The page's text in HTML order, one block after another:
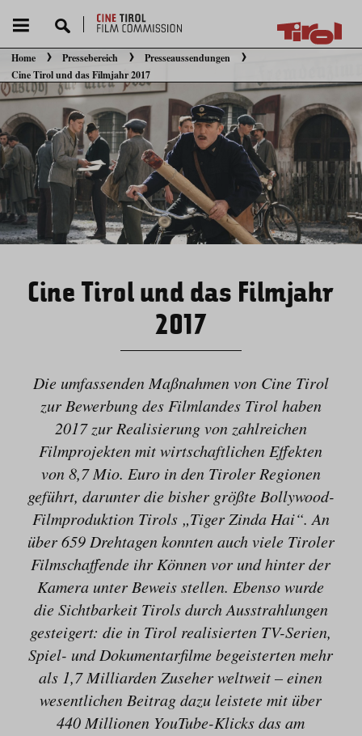
Sie befinden sich hier:
Home Pressebereich
Presseaussendungen
Cine Tirol und das Filmjahr 2017
Cine Tirol und das Filmjahr
2017
Die umfassenden Maßnahmen von Cine Tirol
zur Bewerbung des Filmlandes Tirol haben
2017 zur Realisierung von zahlreichen
Filmprojekten mit wirtschaftlichen Effekten
von 8,7 Mio. Euro in den Tiroler Regionen
geführt, darunter die bisher größte Bollywood-
Filmproduktion Tirols „Tiger Zinda Hai“. An
über 659 Drehtagen konnten auch viele Tiroler
Filmschaffende ihr Können vor und hinter der
Kamera unter Beweis stellen. Ebenso wurde
die Sichtbarkeit Tirols durch Ausstrahlungen
gesteigert: die in Tirol realisierten TV-Serien,
Spiel- und Dokumentarfilme begeisterten mehr
als 1,7 Milliarden Zuseher weltweit – einen
wesentlichen Beitrag dazu leistete mit über
440 Millionen YouTube-Klicks das am